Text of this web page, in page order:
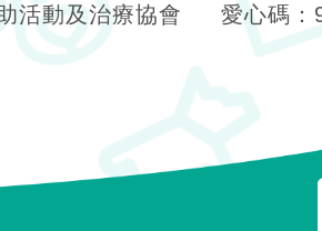
活動及治療協會
愛心碼：